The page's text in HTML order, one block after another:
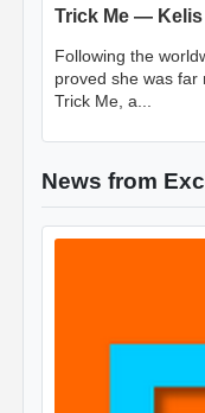
Trick Me — Kelis
Following the
proved she was far
Trick Me, a...
News from